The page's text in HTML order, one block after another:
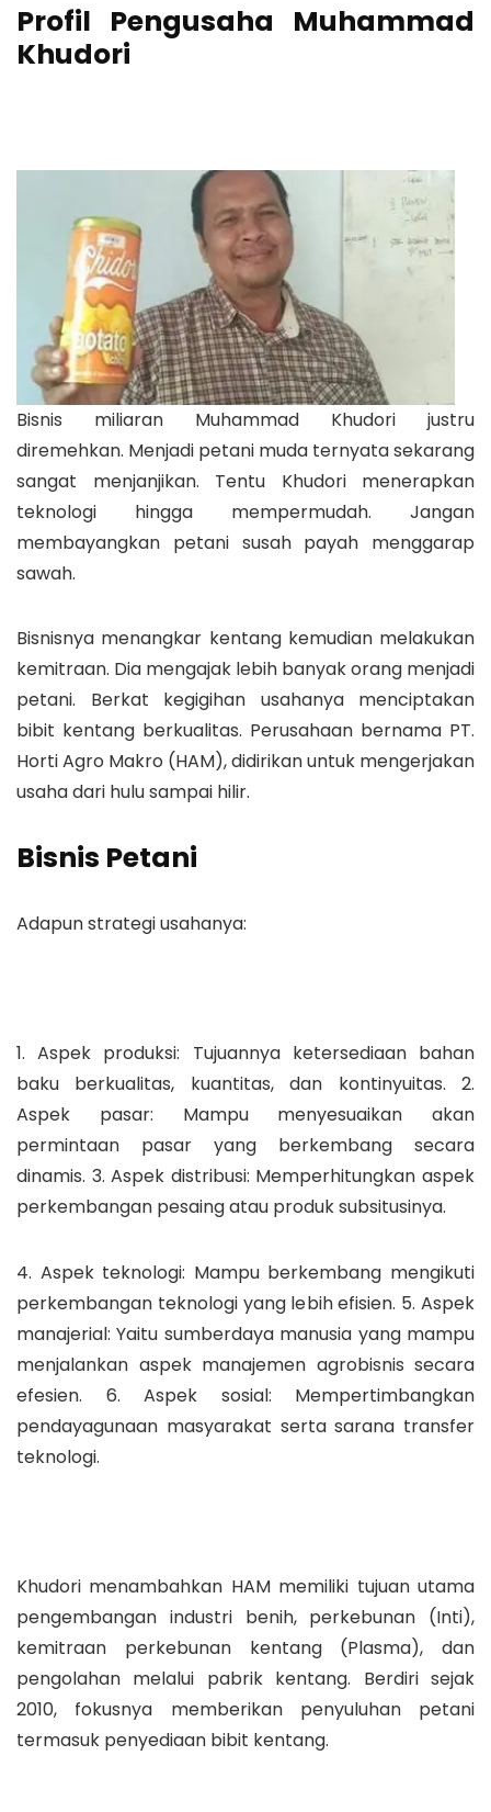
Profil Pengusaha Muhammad
Khudori
Bisnis miliaran Muhammad Khudori justru
diremehkan. Menjadi petani muda ternyata sekarang
sangat menjanjikan. Tentu Khudori menerapkan
teknologi hingga mempermudah. Jangan
membayangkan petani susah payah menggarap
sawah.
Bisnisnya menangkar kentang kemudian melakukan
kemitraan. Dia mengajak lebih banyak orang menjadi
petani. Berkat kegigihan usahanya menciptakan
bibit kentang berkualitas. Perusahaan bernama PT.
Horti Agro Makro (HAM), didirikan untuk mengerjakan
usaha dari hulu sampai hilir.
Bisnis Petani
Adapun strategi usahanya:
1. Aspek produksi: Tujuannya ketersediaan bahan
baku berkualitas, kuantitas, dan kontinyuitas. 2.
Aspek pasar: Mampu menyesuaikan akan
permintaan pasar yang berkembang secara
dinamis. 3. Aspek distribusi: Memperhitungkan aspek
perkembangan pesaing atau produk subsitusinya.
4. Aspek teknologi: Mampu berkembang mengikuti
perkembangan teknologi yang lebih efisien. 5. Aspek
manajerial: Yaitu sumberdaya manusia yang mampu
menjalankan aspek manajemen agrobisnis secara
efesien. 6. Aspek sosial: Mempertimbangkan
pendayagunaan masyarakat serta sarana transfer
teknologi.
Khudori menambahkan HAM memiliki tujuan utama
pengembangan industri benih, perkebunan (Inti),
kemitraan perkebunan kentang (Plasma), dan
pengolahan melalui pabrik kentang. Berdiri sejak
2010, fokusnya memberikan penyuluhan petani
termasuk penyediaan bibit kentang.